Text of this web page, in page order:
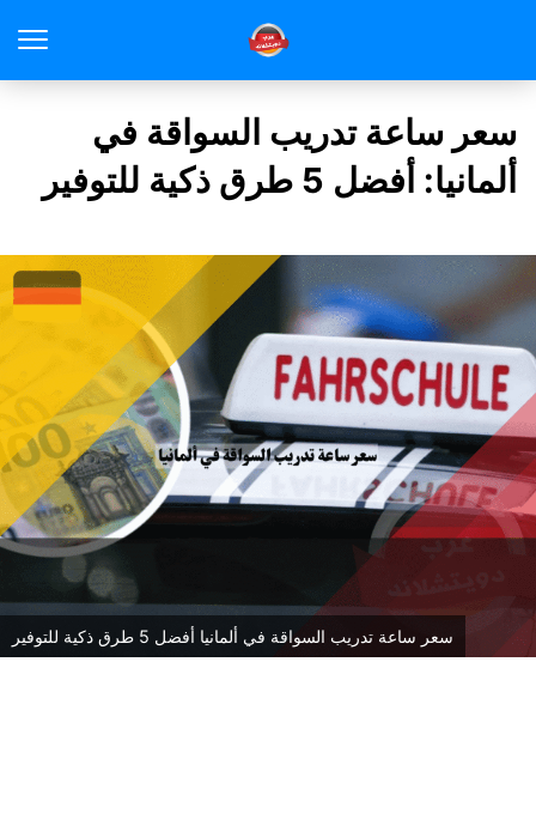
سعر ساعة تدريب السواقة في
ألمانيا: أفضل 5 طرق ذكية للتوفير
سعر ساعة تدريب السواقة في ألمانيا أفضل 5 طرق ذكية للتوفير